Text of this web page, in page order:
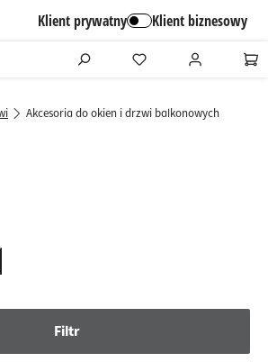
Klient prywatny Klient biznesowy
Akcesoria do okien i drzwi balkonowych
Filtr